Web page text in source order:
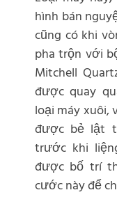
hình bán
cũng có khi
pha trộn với
Mitchell
được quay
loại máy xuôi,
được bẻ lật
trước khi
được bố trí
cước này để